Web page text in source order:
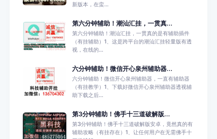
新版本，在蛮...
第六分钟辅助！潮汕汇挂，一贯真...
第六分钟辅助！潮汕汇挂，一贯真的是有辅助插件
（有挂辅助）1、这是跨平台的潮汕汇挂轻量版有透
视，在线的...
六分钟辅助！微信开心泉州辅助器...
六分钟辅助！微信开心泉州辅助器，一直有辅助器
（有挂教学）1、下载好微信开心泉州辅助器透视辅
助下载之后...
第3分钟辅助！佛手十三道破解版...
第3分钟辅助！佛手十三道破解版安卓，竟然真的有
辅助攻略（有挂存在）1、让任何用户在无需佛手十